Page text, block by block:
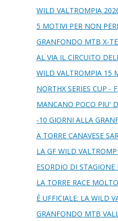
WILD VALTROMPIA
5 MOTIVI PER NON
GRANFONDO MTB X-
AL VIA IL CIRCUITO
WILD VALTROMPIA 15
NORTHX SERIES CUP -
MANCANO POCO PIU'
-10 GIORNI ALLA
A TORRE CANAVESE
LA GF WILD
ESORDIO DI
LA TORRE RACE
È UFFICIALE: LA WILD
GRANFONDO MTB